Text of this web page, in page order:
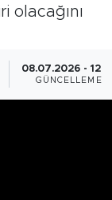
olacağını
08.07.2026 -
GÜNCELLEME